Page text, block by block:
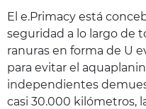
El e.Primacy está
seguridad a lo largo de
ranuras en forma de U
para evitar el
independientes
casi 30.000 kilómetros,